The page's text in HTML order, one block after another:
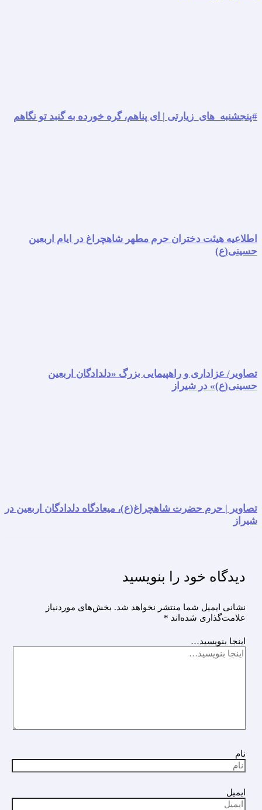
#پنجشنبه_های_زیارتی | ای پناهم، گره خورده به گنبد تو نگاهم
اطلاعیه هیئت دختران حرم مطهر شاهچراغ در ایام اربعین
حسینی(ع)
تصاویر/ عزاداری و راهپیمایی بزرگ «دلدادگان اربعین
حسینی(ع)» در شیراز
تصاویر | حرم حضرت شاهچراغ(ع)، میعادگاه دلدادگان اربعین در
شیراز
دیدگاه‌ خود را بنویسید
نشانی ایمیل شما منتشر نخواهد شد. بخش‌های موردنیاز
علامت‌گذاری شده‌اند *
اینجا بنویسید…
نام
ایمیل